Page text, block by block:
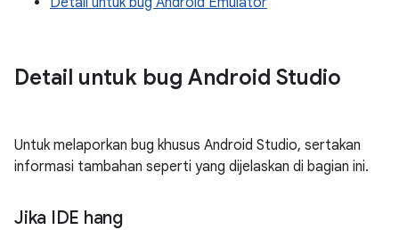
Detail untuk bug Android Studio
Untuk melaporkan bug khusus Android Studio, sertakan
informasi tambahan seperti yang dijelaskan di bagian ini.
Jika IDE hang